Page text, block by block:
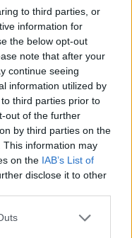
to third parties, or
information for
the below opt-out
note that after your
continue seeing
information utilized by
third parties prior to
out of the further
by third parties on the
This information may
on the IAB’s List of
disclose it to other